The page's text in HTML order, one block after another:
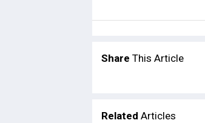
Share This Article
Related Articles